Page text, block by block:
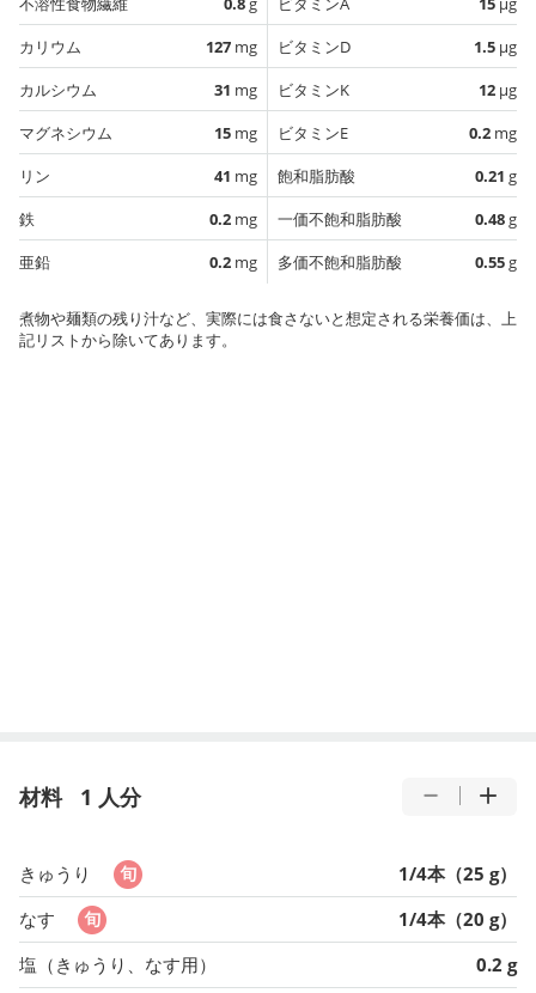
カリウム
127 mg
カルシウム
31 mg
マグネシウム
15 mg
リン
41 mg
鉄
0.2 mg
亜鉛
0.2 mg
ビタミンD
1.5 µg
ビタミンK
12 µg
ビタミンE
0.2 mg
飽和脂肪酸
0.21 g
一価不飽和脂肪酸
0.48g
多価不飽和脂肪酸
0.55g
煮物や麺類の残り汁など、実際には食さないと想定される栄養価は、上
記リストから除いてあります。
材料 1 人分
きゅうり
1/4本（25 g）
なす
1/4本（20 g）
塩（きゅうり、なす用）
0.2 g